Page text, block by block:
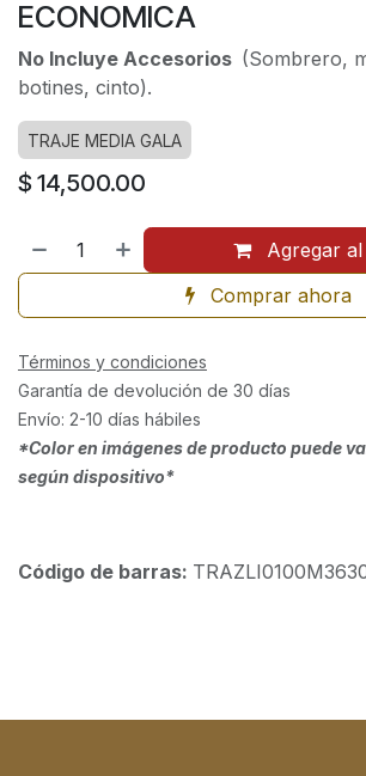
ECONOMICA
No Incluye Accesorios (Sombrero,
botines, cinto).
TRAJE MEDIA GALA
$ 14,500.00
Agregar
Comprar ahora
Términos y condiciones
Garantía de devolución de 30 días
Envío: 2-10 días hábiles
*Color en imágenes de producto puede
según dispositivo*
Código de barras: